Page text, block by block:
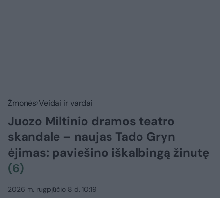
Žmonės Veidai ir vardai
Juozo Miltinio dramos teatro
skandale – naujas Tado Gryn
ėjimas: paviešino iškalbingą žinutę
(6)
2026 m. rugpjūčio 8 d. 10:19